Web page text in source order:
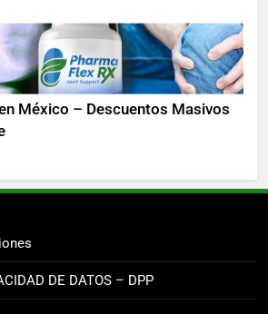
México – Descuentos Masivos
DE DATOS – DPP